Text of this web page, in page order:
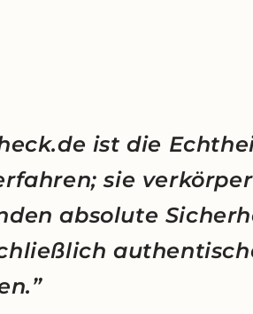
ist die
sie
absolute